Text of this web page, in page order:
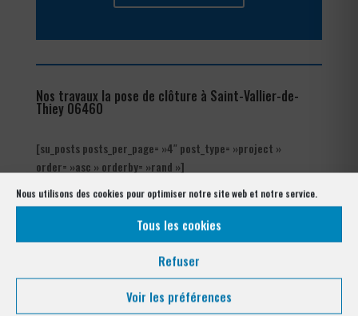
Nous utilisons des cookies pour optimiser notre site web et notre service.
Tous les cookies
Refuser
Voir les préférences
Nos travaux la pose de clôture à Saint-Vallier-de-
Thiey 06460
[su_posts posts_per_page= »4″ post_type= »project »
order= »asc » orderby= »rand »]
Notre gamme pour la pose
à Saint-Vallier-de-Thiey 06460